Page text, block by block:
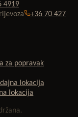
4919
+36 70 427
za popravak
lokacija
lokacija